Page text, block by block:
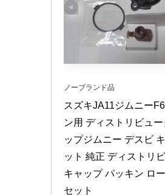
ノーブランド品
スズキJA11ジムニー
ン用 ディストリビュ
ップジムニー デスビ
ット 純正 ディストリ
キャップ パッキン ロ
セット